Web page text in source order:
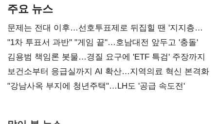
주요 뉴스
문제는 전대 이후…선호투표제로 뒤집힐 땐 '지지층
불복'
"1차 투표서 과반" "게임 끝"…호남대전 앞두고 '충돌'
김용범 책임론 봇물…경질 요구에 'ETF 특검' 주장까지
보건소부터 응급실까지 AI 확산…지역의료 혁신 본격화
"강남사옥 부지에 청년주택"…LH도 '공급 속도전'